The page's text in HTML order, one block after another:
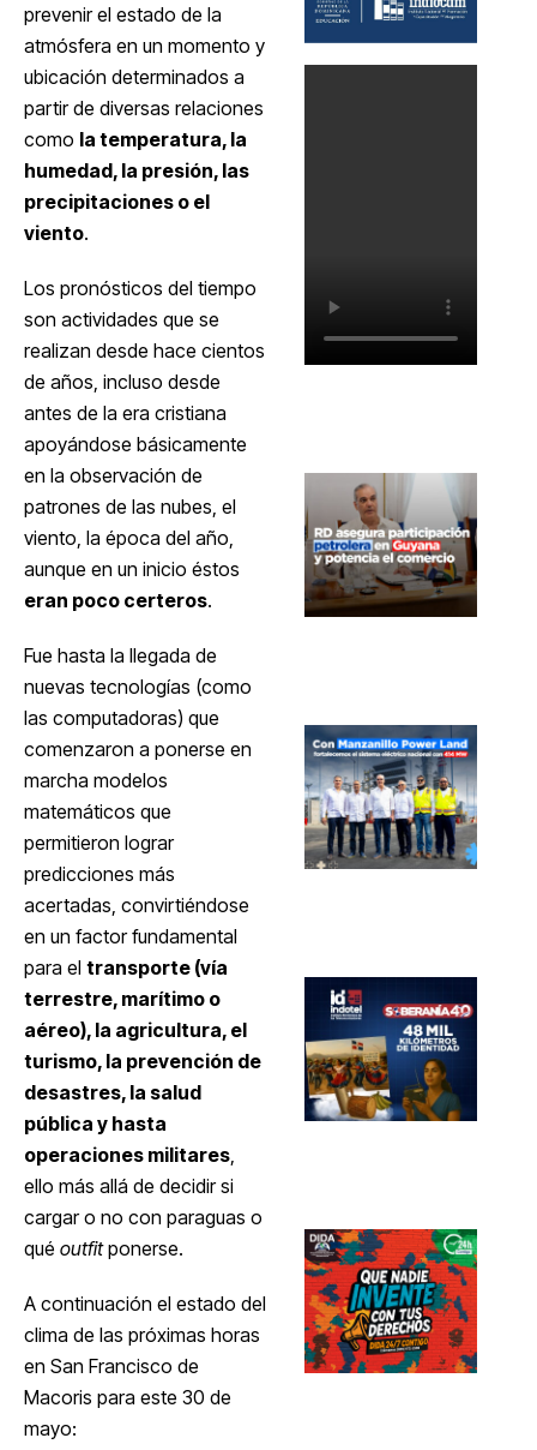
prevenir el estado de la
atmósfera en un momento y
ubicación determinados a
partir de diversas relaciones
como la temperatura, la
humedad, la presión, las
precipitaciones o el
viento.
Los pronósticos del tiempo
son actividades que se
realizan desde hace cientos
de años, incluso desde
antes de la era cristiana
apoyándose básicamente
en la observación de
patrones de las nubes, el
viento, la época del año,
aunque en un inicio éstos
eran poco certeros.
Fue hasta la llegada de
nuevas tecnologías (como
las computadoras) que
comenzaron a ponerse en
marcha modelos
matemáticos que
permitieron lograr
predicciones más
acertadas, convirtiéndose
en un factor fundamental
para el transporte (vía
terrestre, marítimo o
aéreo), la agricultura, el
turismo, la prevención de
desastres, la salud
pública y hasta
operaciones militares
ello más allá de decidir si
cargar o no con paraguas o
qué outfitponerse.
A continuación el estado del
clima de las próximas horas
en San Francisco de
Macoris para este 30 de
mayo: